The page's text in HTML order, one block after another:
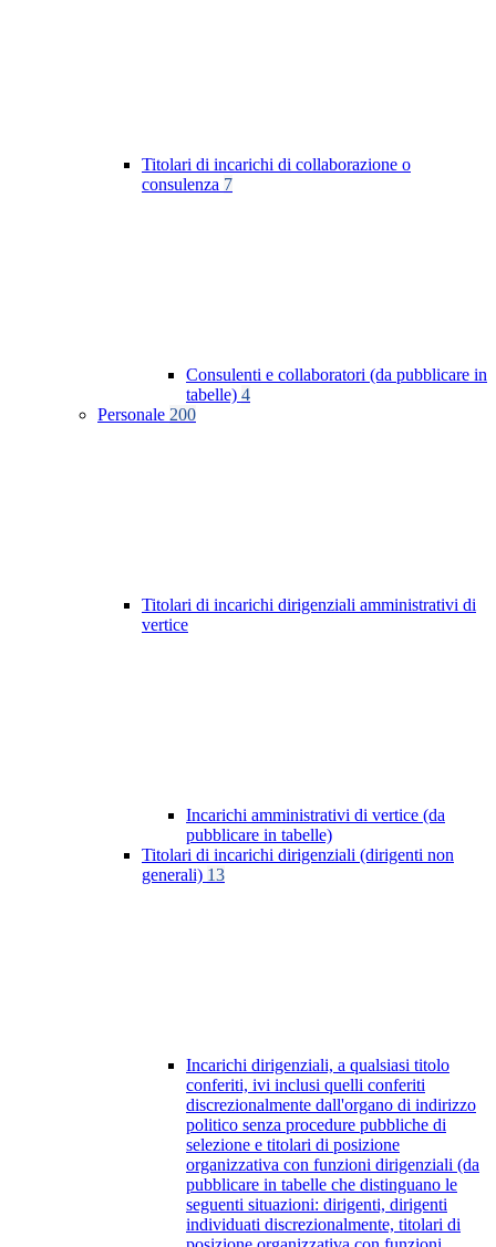
Titolari di incarichi di collaborazione o
consulenza 7
Consulenti e collaboratori (da pubblicare in
tabelle) 4
Personale 200
Titolari di incarichi dirigenziali amministrativi di
vertice
Incarichi amministrativi di vertice (da
pubblicare in tabelle)
Titolari di incarichi dirigenziali (dirigenti non
generali) 13
Incarichi dirigenziali, a qualsiasi titolo
conferiti, ivi inclusi quelli conferiti
discrezionalmente dall'organo di indirizzo
politico senza procedure pubbliche di
selezione e titolari di posizione
organizzativa con funzioni dirigenziali (da
pubblicare in tabelle che distinguano le
seguenti situazioni: dirigenti, dirigenti
individuati discrezionalmente, titolari di